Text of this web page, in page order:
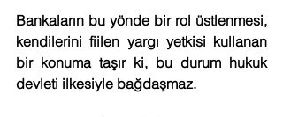
Bankaların bu yönde bir rol üstlenmesi,
kendilerini fiilen yargı yetkisi kullanan
bir konuma taşır ki, bu durum hukuk
devleti ilkesiyle bağdaşmaz.